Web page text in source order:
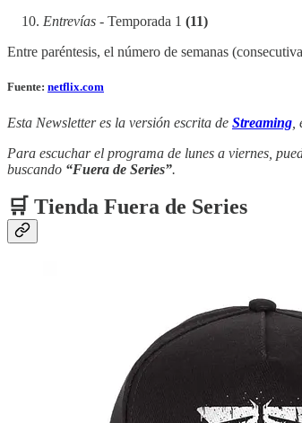
Entrevías - Temporada 1 (11)
Entre paréntesis, el número de semanas
Fuente: netflix.com
Esta Newsletter es la versión escrita de Streaming
Para escuchar el programa de lunes a viernes,
buscando “Fuera de Series”.
🛒 Tienda Fuera de Series